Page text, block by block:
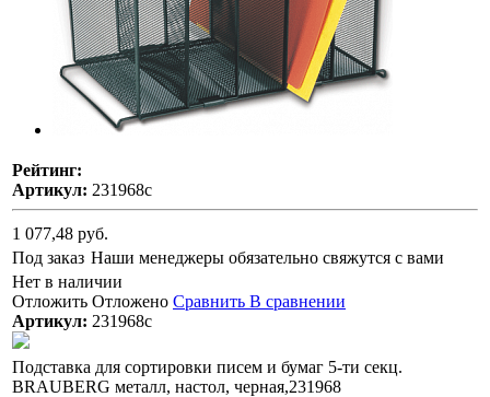
Рейтинг:
Артикул: 231968с
1 077,48 руб.
Под заказ Наши менеджеры обязательно свяжутся с вами
Нет в наличии
Отложить Отложено Сравнить В сравнении
Артикул: 231968с
Подставка для сортировки писем и бумаг 5-ти секц.
BRAUBERG металл, настол, черная,231968